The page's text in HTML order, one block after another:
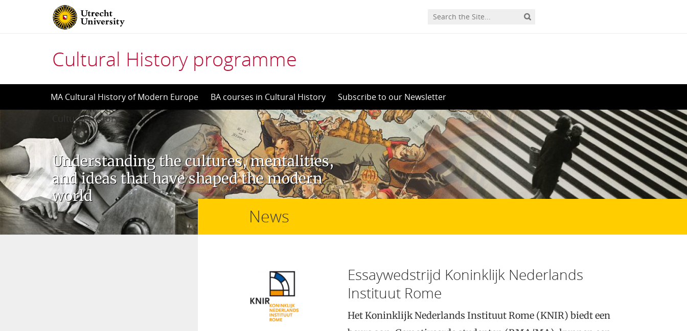
Cultural History programme
to
MA Cultural History of Modern Europe BA courses in Cultural History Subscribe to our Newsletter
Cultural History
Understanding the cultures, mentalities,
and ideas that have shaped the modern
world
News
Essaywedstrijd Koninklijk Nederlands
Instituut Rome
Het Koninklijk Nederlands Instituut Rome (KNIR) biedt een